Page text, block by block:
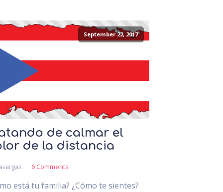
September 22, 2017
de calmar el
de la distancia
6 Comments
está tu familia? ¿Cómo te sientes?